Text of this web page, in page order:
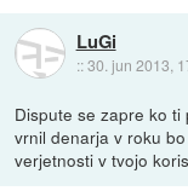
LuGi
::30. jun 2013,
Dispute se zapre ko
vrnil denarja v roku
verjetnosti v tvojo